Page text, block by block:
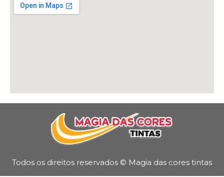
Todos os direitos reservados © Magia das cores tintas